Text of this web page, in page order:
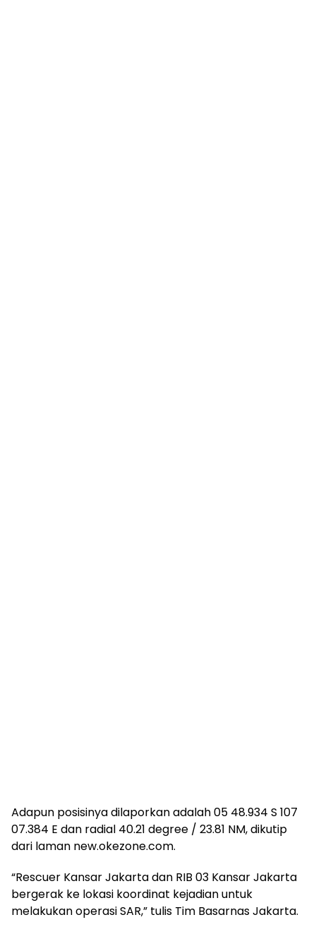
Adapun posisinya dilaporkan adalah 05 48.934 S 107
07.384 E dan radial 40.21 degree / 23.81 NM, dikutip
dari laman new.okezone.com.
“Rescuer Kansar Jakarta dan RIB 03 Kansar Jakarta
bergerak ke lokasi koordinat kejadian untuk
melakukan operasi SAR,” tulis Tim Basarnas Jakarta.